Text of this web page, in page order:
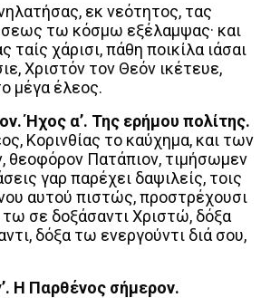
εκ νεότητος, τας
τω κόσμω εξέλαμψας· και
ταίς χάρισι, πάθη ποικίλα ιάσαι
Χριστόν τον Θεόν ικέτευε,
μέγα έλεος.
Ήχος α’. Της ερήμου πολίτης.
Κορινθίας το καύχημα, και των
θεοφόρον Πατάπιον, τιμήσωμεν
γαρ παρέχει δαψιλείς, τοις
αυτού πιστώς, προστρέχουσι
τω σε δοξάσαντι Χριστώ, δόξα
δόξα τω ενεργούντι διά σου,
Η Παρθένος σήμερον.